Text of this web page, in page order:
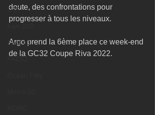
D35
Fast 40
doute, des confrontations pour
progresser à tous les niveaux.
Argo prend la 6ème place ce week-end
de la GC32 Coupe Riva 2022.